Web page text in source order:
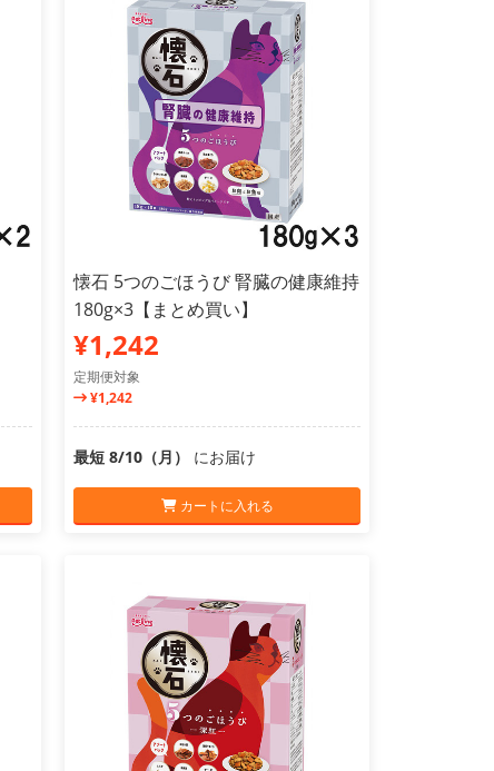
懐石 5つのごほうび 腎臓の健康維持
180g×3【まとめ買い】
¥1,242
定期便対象
¥1,242
最短 8/10（月） にお届け
カートに入れる